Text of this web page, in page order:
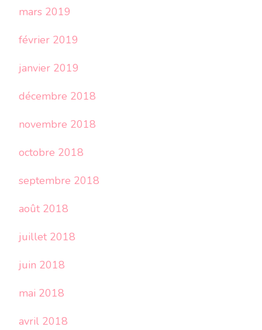
mars 2019
février 2019
janvier 2019
décembre 2018
novembre 2018
octobre 2018
septembre 2018
août 2018
juillet 2018
juin 2018
mai 2018
avril 2018